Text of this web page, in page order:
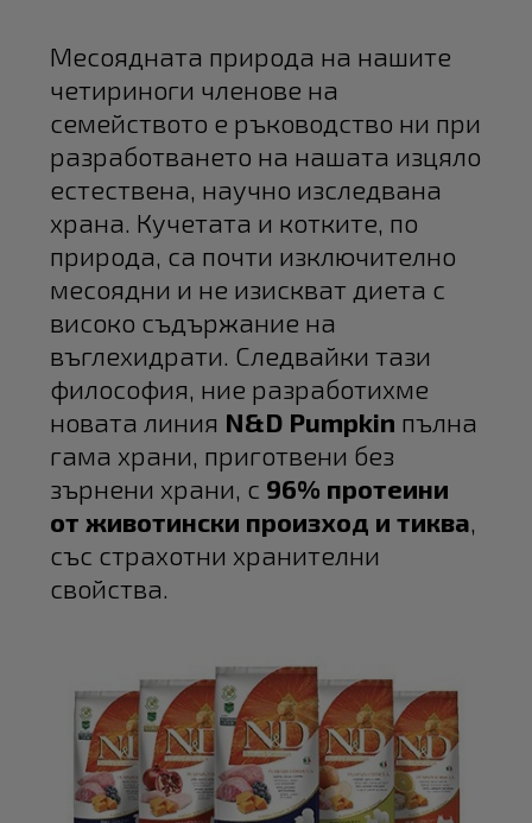
Месоядната природа на нашите
четириноги членове на
семейството е ръководство ни при
разработването на нашата изцяло
естествена, научно изследвана
храна. Кучетата и котките, по
природа, са почти изключително
месоядни и не изискват диета с
високо съдържание на
въглехидрати. Следвайки тази
философия, ние разработихме
новата линия N&D Pumpkin пълна
гама храни, приготвени без
зърнени храни, с 96% протеини
от животински произход и тиква,
със страхотни хранителни
свойства.